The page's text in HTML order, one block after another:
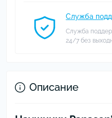
Служба
Служба
24/7 без
Описание